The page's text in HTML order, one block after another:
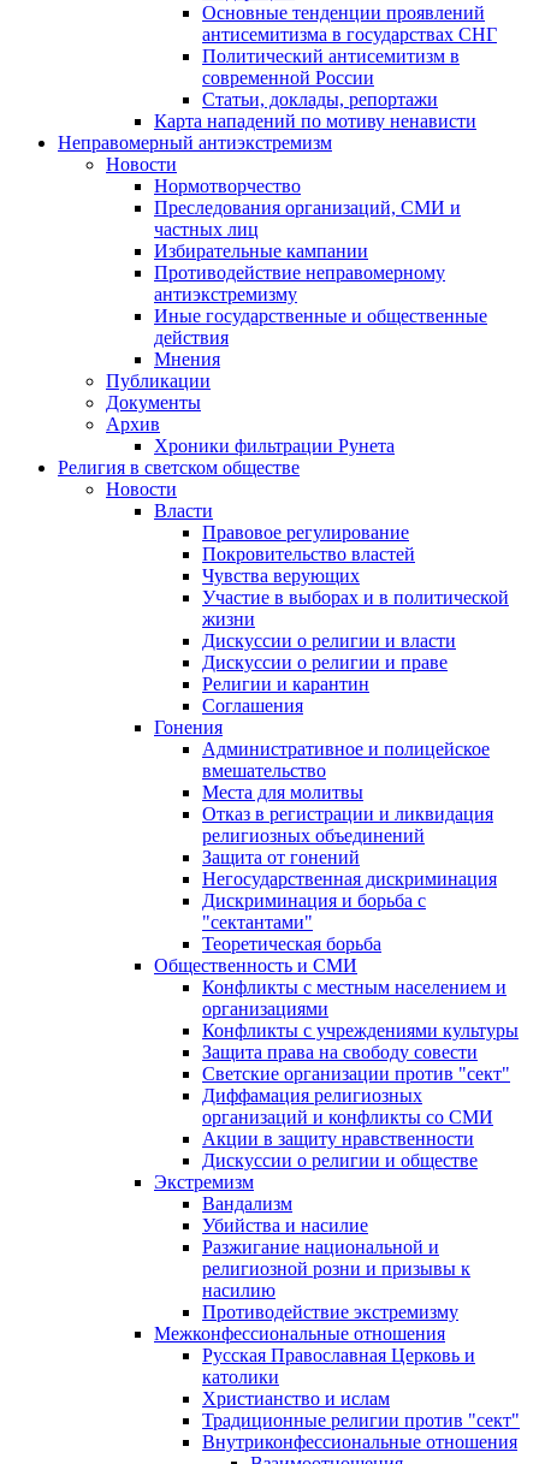
Основные тенденции проявлений
антисемитизма в государствах СНГ
Политический антисемитизм в
современной России
Статьи, доклады, репортажи
Карта нападений по мотиву ненависти
Неправомерный антиэкстремизм
Новости
Нормотворчество
Преследования организаций, СМИ и
частных лиц
Избирательные кампании
Противодействие неправомерному
антиэкстремизму
Иные государственные и общественные
действия
Мнения
Публикации
Документы
Архив
Хроники фильтрации Рунета
Религия в светском обществе
Новости
Власти
Правовое регулирование
Покровительство властей
Чувства верующих
Участие в выборах и в политической
жизни
Дискуссии о религии и власти
Дискуссии о религии и праве
Религии и карантин
Соглашения
Гонения
Административное и полицейское
вмешательство
Места для молитвы
Отказ в регистрации и ликвидация
религиозных объединений
Защита от гонений
Негосударственная дискриминация
Дискриминация и борьба с
"сектантами"
Теоретическая борьба
Общественность и СМИ
Конфликты с местным населением и
организациями
Конфликты с учреждениями культуры
Защита права на свободу совести
Светские организации против "сект"
Диффамация религиозных
организаций и конфликты со СМИ
Акции в защиту нравственности
Дискуссии о религии и обществе
Экстремизм
Вандализм
Убийства и насилие
Разжигание национальной и
религиозной розни и призывы к
насилию
Противодействие экстремизму
Межконфессиональные отношения
Русская Православная Церковь и
католики
Христианство и ислам
Традиционные религии против "сект"
Внутриконфессиональные отношения